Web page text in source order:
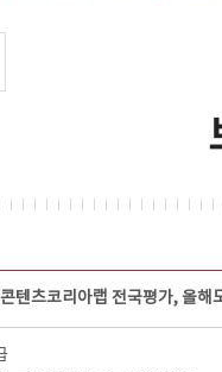
텐츠코리아랩 전국평가, 올해